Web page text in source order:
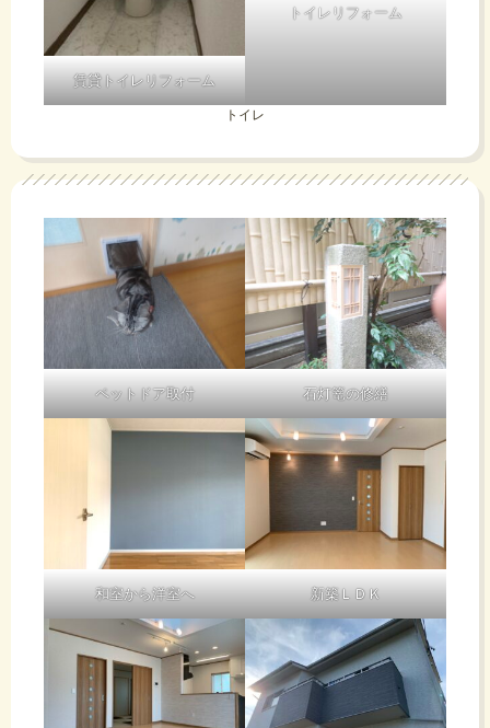
賃貸トイレリフォーム
トイレリフォーム
トイレ
ペットドア取付 石灯篭の修繕
和室から洋室へ 新築ＬＤＫ